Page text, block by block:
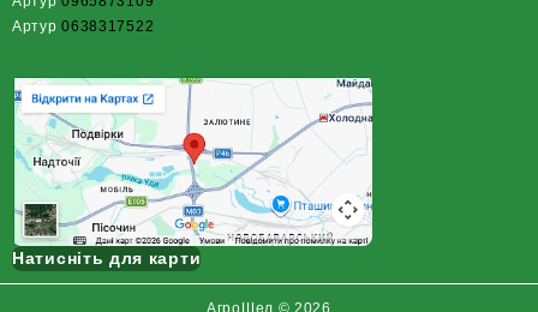
Артур0638317522
Натисніть для карти
АгроШел © 2026